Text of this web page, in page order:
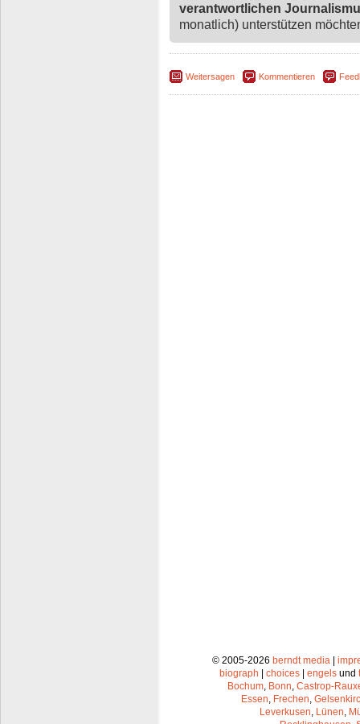
verantwortlichen
monatlich) unterstützen
Weitersagen Kommentieren
© 2005-2026 berndt media|
biograph
choices engels und
Bochum, Bonn, Castrop-
Essen, Frechen,
Leverkusen, Lünen,